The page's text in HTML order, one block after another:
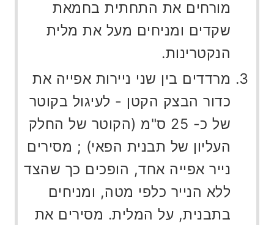
מורחים את התחתית בחמאת
שקדים ומניחים מעל את מלית
הנקטרינות.
מרדדים בין שני ניירות אפייה את
כדור הבצק הקטן - לעיגול בקוטר
של כ- 25 ס"מ (הקוטר של החלק
העליון של תבנית הפאי) ; מסירים
נייר אפייה אחד, הופכים כך שהצד
ללא הנייר כלפי מטה, ומניחים
בתבנית, על המלית. מסירים את